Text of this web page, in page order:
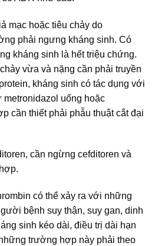
mạc hoặc tiêu chảy do
phải ngưng kháng sinh. Có
kháng sinh là hết triệu chứng.
vừa và nặng cần phải truyền
kháng sinh có tác dụng với
uống hoặc
cần thiết phải phẫu thuật cắt đại
cần ngừng cefditoren và
có thể xảy ra với những
bệnh suy thận, suy gan, dinh
sinh kéo dài, điều trị dài hạn
trường hợp này phải theo